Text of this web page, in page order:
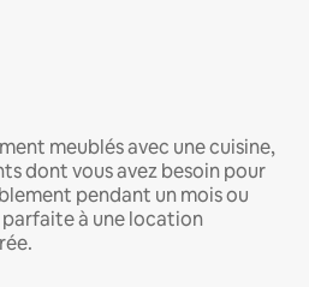
meublés avec une cuisine,
dont vous avez besoin pour
pendant un mois ou
à une location